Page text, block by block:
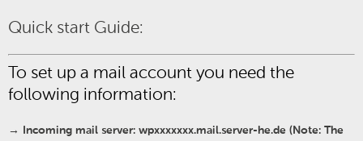
Quick start Guide:
To set up a mail account you need the
following information:
→ Incoming mail server: wpxxxxxxx.mail.server-he.de (Note: The